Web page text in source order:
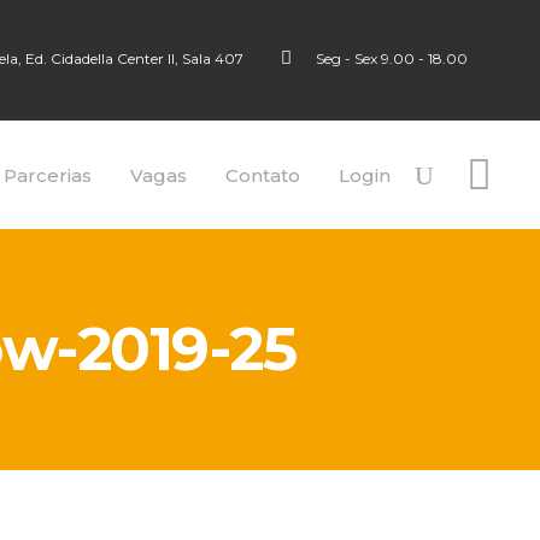
Ed. Cidadella Center II, Sala 407 Seg - Sex 9.00 - 18.00
Vagas Contato Login
2019-25